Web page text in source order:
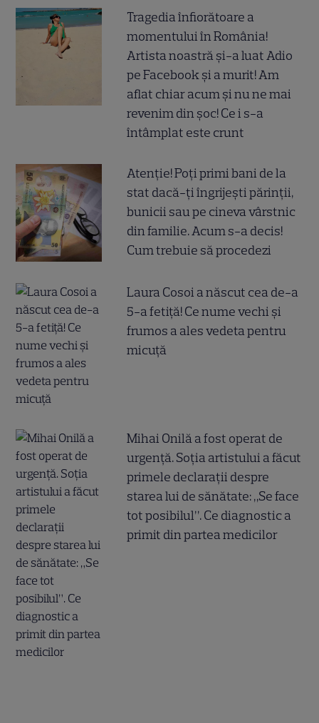
Tragedia înfiorătoare a
momentului în România!
Artista noastră și-a luat Adio
pe Facebook și a murit! Am
aflat chiar acum și nu ne mai
revenim din șoc! Ce i s-a
întâmplat este crunt
Atenție! Poți primi bani de la
stat dacă-ți îngrijești părinții,
bunicii sau pe cineva vârstnic
din familie. Acum s-a decis!
Cum trebuie să procedezi
Laura Cosoi a născut cea de-a
5-a fetiță! Ce nume vechi și
frumos a ales vedeta pentru
micuță
Mihai Onilă a fost operat de
urgență. Soția artistului a făcut
primele declarații despre
starea lui de sănătate: „Se face
tot posibilul”. Ce diagnostic a
primit din partea medicilor